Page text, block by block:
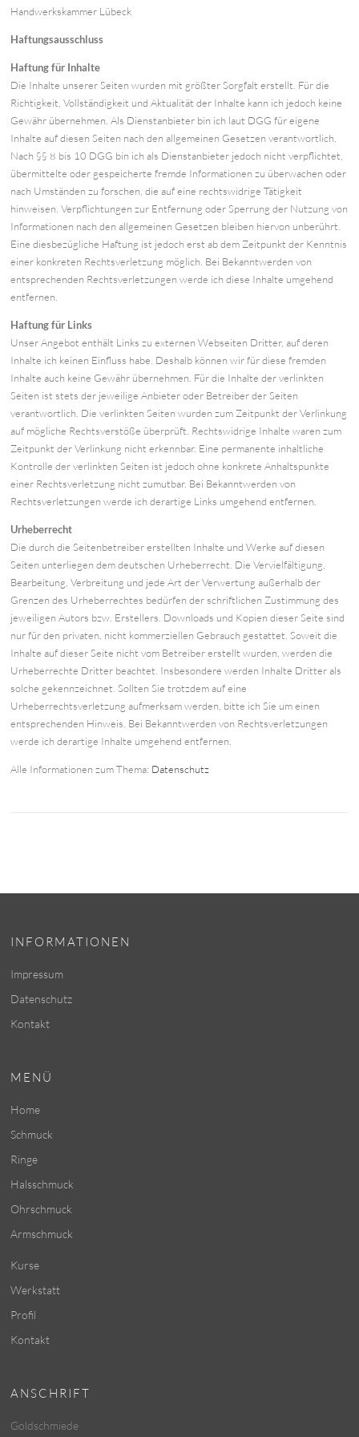
Handwerkskammer Lübeck
Haftungsausschluss
Haftung für Inhalte
Die Inhalte unserer Seiten wurden mit größter Sorgfalt erstellt. Für die
Richtigkeit, Vollständigkeit und Aktualität der Inhalte kann ich jedoch keine
Gewähr übernehmen. Als Dienstanbieter bin ich laut DGG für eigene
Inhalte auf diesen Seiten nach den allgemeinen Gesetzen verantwortlich.
Nach §§ 8 bis 10 DGG bin ich als Dienstanbieter jedoch nicht verpflichtet,
übermittelte oder gespeicherte fremde Informationen zu überwachen oder
nach Umständen zu forschen, die auf eine rechtswidrige Tätigkeit
hinweisen. Verpflichtungen zur Entfernung oder Sperrung der Nutzung von
Informationen nach den allgemeinen Gesetzen bleiben hiervon unberührt.
Eine diesbezügliche Haftung ist jedoch erst ab dem Zeitpunkt der Kenntnis
einer konkreten Rechtsverletzung möglich. Bei Bekanntwerden von
entsprechenden Rechtsverletzungen werde ich diese Inhalte umgehend
entfernen.
Haftung für Links
Unser Angebot enthält Links zu externen Webseiten Dritter, auf deren
Inhalte ich keinen Einfluss habe. Deshalb können wir für diese fremden
Inhalte auch keine Gewähr übernehmen. Für die Inhalte der verlinkten
Seiten ist stets der jeweilige Anbieter oder Betreiber der Seiten
verantwortlich. Die verlinkten Seiten wurden zum Zeitpunkt der Verlinkung
auf mögliche Rechtsverstöße überprüft. Rechtswidrige Inhalte waren zum
Zeitpunkt der Verlinkung nicht erkennbar. Eine permanente inhaltliche
Kontrolle der verlinkten Seiten ist jedoch ohne konkrete Anhaltspunkte
einer Rechtsverletzung nicht zumutbar. Bei Bekanntwerden von
Rechtsverletzungen werde ich derartige Links umgehend entfernen.
Urheberrecht
Die durch die Seitenbetreiber erstellten Inhalte und Werke auf diesen
Seiten unterliegen dem deutschen Urheberrecht. Die Vervielfältigung,
Bearbeitung, Verbreitung und jede Art der Verwertung außerhalb der
Grenzen des Urheberrechtes bedürfen der schriftlichen Zustimmung des
jeweiligen Autors bzw. Erstellers. Downloads und Kopien dieser Seite sind
nur für den privaten, nicht kommerziellen Gebrauch gestattet. Soweit die
Inhalte auf dieser Seite nicht vom Betreiber erstellt wurden, werden die
Urheberrechte Dritter beachtet. Insbesondere werden Inhalte Dritter als
solche gekennzeichnet. Sollten Sie trotzdem auf eine
Urheberrechtsverletzung aufmerksam werden, bitte ich Sie um einen
entsprechenden Hinweis. Bei Bekanntwerden von Rechtsverletzungen
werde ich derartige Inhalte umgehend entfernen.
Alle Informationen zum Thema: Datenschutz
INFORMATIONEN
Impressum
Datenschutz
Kontakt
MENÜ
Home
Schmuck
Ringe
Halsschmuck
Ohrschmuck
Armschmuck
Kurse
Werkstatt
Profil
Kontakt
ANSCHRIFT
Goldschmiede